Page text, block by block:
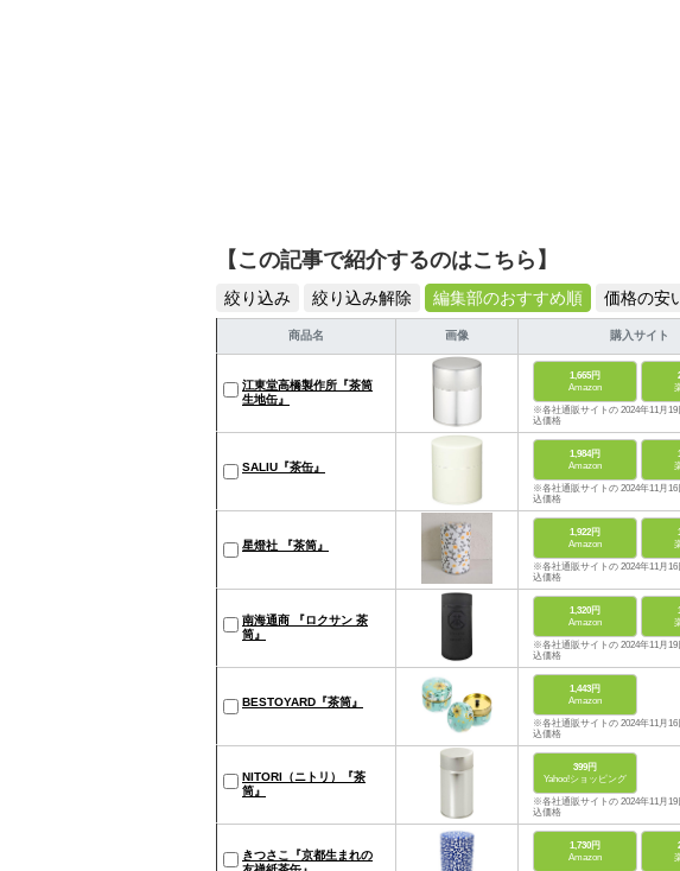
【この記事で紹介するのはこちら】
絞り込み 絞り込み解除 編集部のおすすめ順 価格の安
商品名 画像 購入サイト
江東堂高橋製作所『茶筒
生地缶』
1,665円
Amazon
※各社通販サイトの 2024年11月
込価格
SALIU『茶缶』
1,984円
Amazon
※各社通販サイトの 2024年11月
込価格
星燈社 『茶筒』
1,922円
Amazon
※各社通販サイトの 2024年11月
込価格
南海通商 『ロクサン 茶
筒』
1,320円
Amazon
※各社通販サイトの 2024年11月
込価格
BESTOYARD『茶筒』
1,443円
Amazon
※各社通販サイトの 2024年11月
込価格
NITORI（ニトリ）『茶
筒』
399円
Yahoo!ショッピング
※各社通販サイトの 2024年11月
込価格
きつさこ『京都生まれの
1,730円
Amazon